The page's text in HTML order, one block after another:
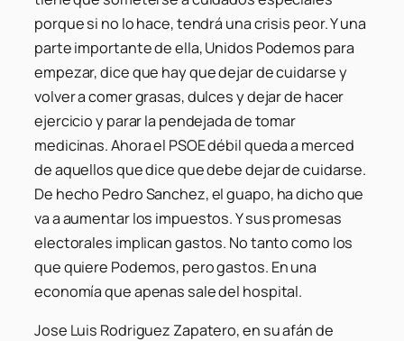
porque si no lo hace, tendrá una crisis peor. Y una
parte importante de ella, Unidos Podemos para
empezar, dice que hay que dejar de cuidarse y
volver a comer grasas, dulces y dejar de hacer
ejercicio y parar la pendejada de tomar
medicinas. Ahora el PSOE débil queda a merced
de aquellos que dice que debe dejar de cuidarse.
De hecho Pedro Sanchez, el guapo, ha dicho que
va a aumentar los impuestos. Y sus promesas
electorales implican gastos. No tanto como los
que quiere Podemos, pero gastos. En una
economía que apenas sale del hospital.
Jose Luis Rodriguez Zapatero, en su afán de